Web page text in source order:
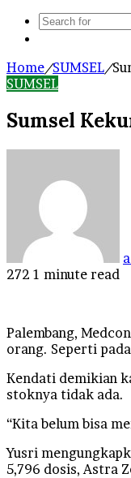
Home/SUMSEL/
SUMSEL
Sumsel
272 1 minute read
Palembang,
orang. Seperti
Kendati demikian
stoknya tidak ada.
“Kita belum bisa
Yusri
5,796 dosis, Astra